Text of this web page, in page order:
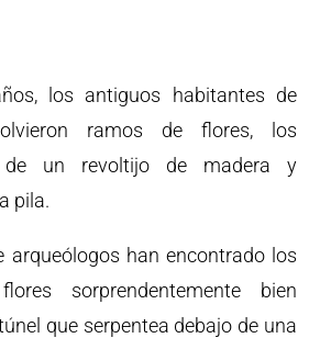
los antiguos habitantes de
ramos de flores, los
de un revoltijo de madera y
pila.
arqueólogos han encontrado los
sorprendentemente bien
que serpentea debajo de una